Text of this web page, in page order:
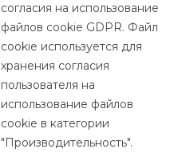
согласия на использование
файлов cookie GDPR. Файл
cookie используется для
хранения согласия
пользователя на
использование файлов
cookie в категории
"Производительность".